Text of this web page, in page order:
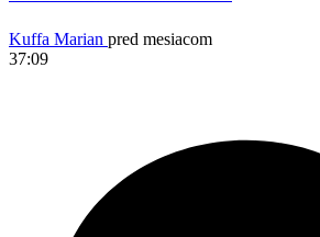
Kuffa Marian pred mesiacom
37:09